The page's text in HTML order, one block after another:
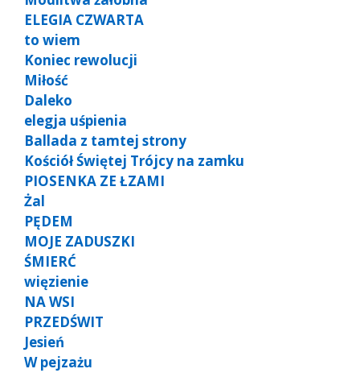
ELEGIA CZWARTA
to wiem
Koniec rewolucji
Miłość
Daleko
elegja uśpienia
Ballada z tamtej strony
Kościół Świętej Trójcy na zamku
PIOSENKA ZE ŁZAMI
Żal
PĘDEM
MOJE ZADUSZKI
ŚMIERĆ
więzienie
NA WSI
PRZEDŚWIT
Jesień
W pejzażu